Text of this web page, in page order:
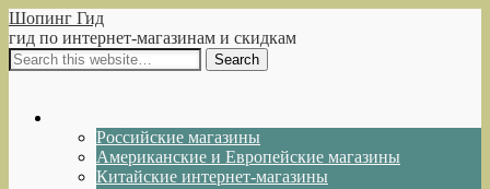
Шопинг Гид
гид по интернет-магазинам и скидкам
Российские магазины
Американские и Европейские магазины
Китайские интернет-магазины